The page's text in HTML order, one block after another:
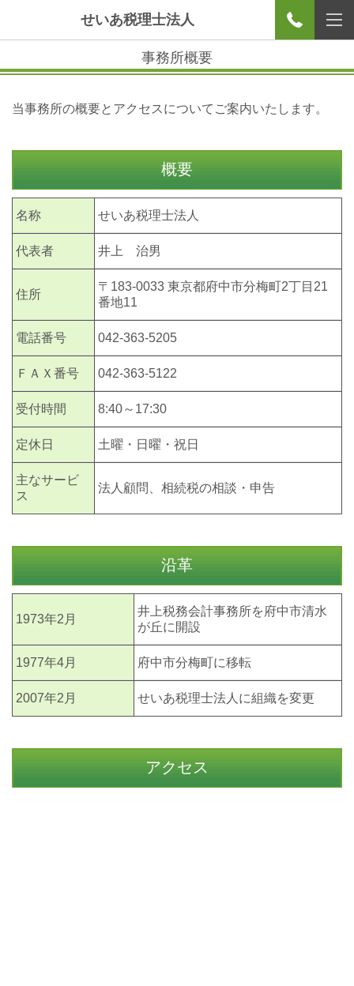
せいあ税理士法人
事務所概要
当事務所の概要とアクセスについてご案内いたします。
概要
名称 せいあ税理士法人
代表者 井上 治男
住所
〒183-0033 東京都府中市分梅町2丁目21
番地11
電話番号 042-363-5205
ＦＡＸ番号 042-363-5122
受付時間 8:40～17:30
定休日 土曜・日曜・祝日
主なサービ
ス
法人顧問、相続税の相談・申告
沿革
1973年2月
井上税務会計事務所を府中市清水
が丘に開設
1977年4月 府中市分梅町に移転
2007年2月 せいあ税理士法人に組織を変更
アクセス